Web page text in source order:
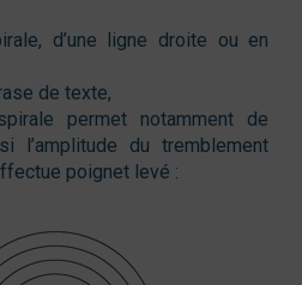
d’une ligne droite ou en
de texte,
permet notamment de
l’amplitude du tremblement
poignet levé :